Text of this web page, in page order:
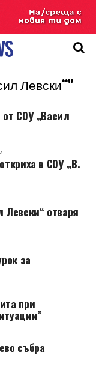
Левски“"
СОУ „Васил
в СОУ „В.
Левски“ отваря
за
при
събра